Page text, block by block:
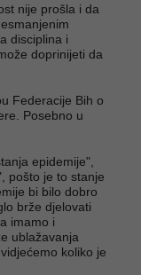
nije prošla i da
disciplina i
doprinijeti da
Federacije Bih o
Posebno u
epidemije",
pošto je to stanje
bi bilo dobro
brže djelovati
imamo i
ublažavanja
koliko je